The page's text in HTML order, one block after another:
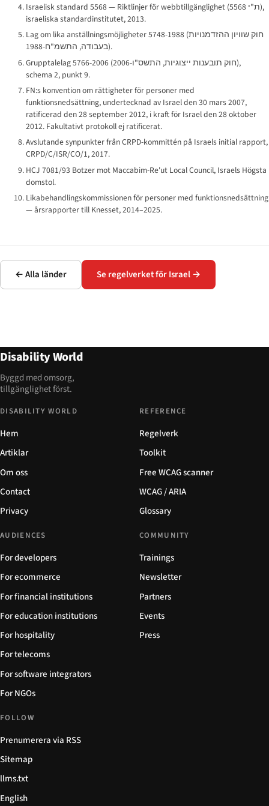
Israelisk standard 5568 — Riktlinjer för webbtillgänglighet (
ת"י 5568),
israeliska standardinstitutet, 2013.
Lag om lika anställningsmöjligheter 5748-1988 (חוק שוויון ההזדמנויות
בעבודה, התשמ"ח-1988).
Grupptalelag 5766-2006 (
חוק תובענות ייצוגיות, התשס"ו-2006),
schema 2, punkt 9.
FN:s konvention om rättigheter för personer med
funktionsnedsättning, undertecknad av Israel den 30 mars 2007,
ratificerad den 28 september 2012, i kraft för Israel den 28 oktober
2012. Fakultativt protokoll ej ratificerat.
Avslutande synpunkter från CRPD-kommittén på Israels initial rapport,
CRPD/C/ISR/CO/1, 2017.
HCJ 7081/93 Botzer mot Maccabim-Re'ut Local Council, Israels Högsta
domstol.
Likabehandlingskommissionen för personer med funktionsnedsättning
— årsrapporter till Knesset, 2014–2025.
← Alla länder Se regelverket för Israel →
Disability World
Byggd med omsorg,
tillgänglighet först.
DISABILITY WORLD
Hem
Artiklar
Om oss
Contact
Privacy
REFERENCE
Regelverk
Toolkit
Free WCAG scanner
WCAG / ARIA
Glossary
AUDIENCES
For developers
For ecommerce
For financial institutions
For education institutions
For hospitality
For telecoms
For software integrators
For NGOs
COMMUNITY
Trainings
Newsletter
Partners
Events
Press
FOLLOW
Prenumerera via RSS
Sitemap
llms.txt
English